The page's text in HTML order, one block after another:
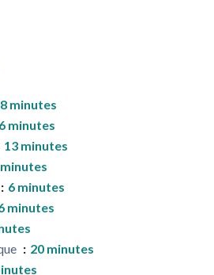
minutes
6 minutes
13 minutes
6 minutes
minutes
20 minutes